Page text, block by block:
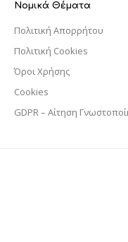
Νομικά Θέματα
Πολιτική Απορρήτου
Πολιτική Cookies
Όροι Χρήσης
Cookies
GDPR – Αίτηση